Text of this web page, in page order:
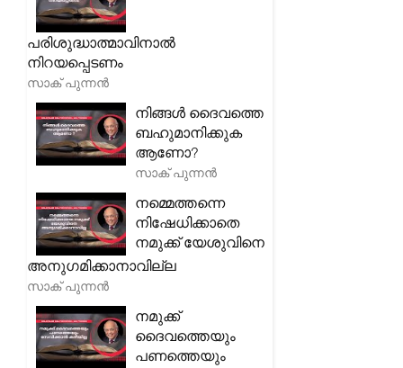
പരിശുദ്ധാത്മാവിനാൽ
നിറയപ്പെടണം
സാക് പുന്നൻ
നിങ്ങൾ ദൈവത്തെ
ബഹുമാനിക്കുക
ആണോ?
സാക് പുന്നൻ
നമ്മെത്തന്നെ
നിഷേധിക്കാതെ
നമുക്ക് യേശുവിനെ
അനുഗമിക്കാനാവില്ല
സാക് പുന്നൻ
നമുക്ക്
ദൈവത്തെയും
പണത്തെയും